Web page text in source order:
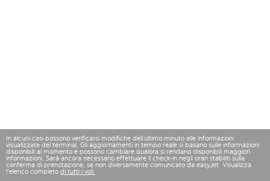
In alcuni casi possono verificarsi modifiche dell’ultimo minuto alle informazioni
visualizzate del terminal. Gli aggiornamenti in tempo reale si basano sulle informazioni
disponibili al momento e possono cambiare qualora si rendano disponibili maggiori
informazioni. Sarà ancora necessario effettuare il check-in negli orari stabiliti sulla
conferma di prenotazione, se non diversamente comunicato da easyJet. Visualizza
l'elenco completo di tutti i voli.